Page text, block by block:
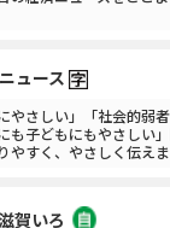
ュース
やさしい」「社会的弱
も子どもにもやさしい
やすく、やさしく伝えま
賀いろ